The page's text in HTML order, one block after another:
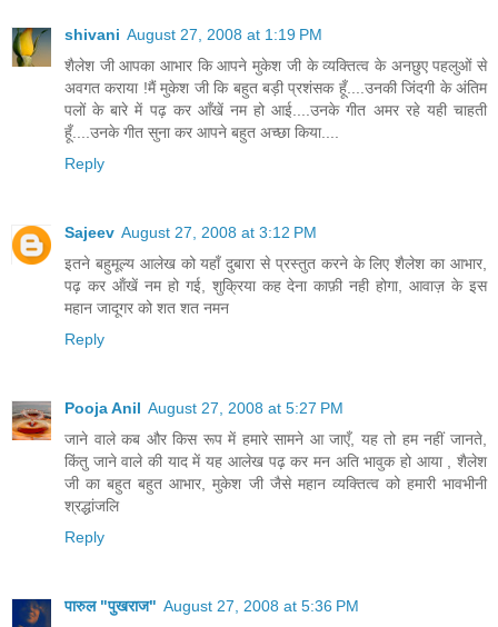
shivani August 27, 2008 at 1:19 PM
शैलेश जी आपका आभार कि आपने मुकेश जी के व्यक्तित्व के अनछुए पहलुओं से
अवगत कराया !मैं मुकेश जी कि बहुत बड़ी प्रशंसक हूँ....उनकी जिंदगी के अंतिम
पलों के बारे में पढ़ कर आँखें नम हो आई....उनके गीत अमर रहे यही चाहती
हूँ....उनके गीत सुना कर आपने बहुत अच्छा किया....
Reply
Sajeev August 27, 2008 at 3:12 PM
इतने बहुमूल्य आलेख को यहाँ दुबारा से प्रस्तुत करने के लिए शैलेश का आभार,
पढ़ कर ऑंखें नम हो गई, शुक्रिया कह देना काफ़ी नही होगा, आवाज़ के इस
महान जादूगर को शत शत नमन
Reply
Pooja Anil August 27, 2008 at 5:27 PM
जाने वाले कब और किस रूप में हमारे सामने आ जाएँ, यह तो हम नहीं जानते,
किंतु जाने वाले की याद में यह आलेख पढ़ कर मन अति भावुक हो आया , शैलेश
जी का बहुत बहुत आभार, मुकेश जी जैसे महान व्यक्तित्व को हमारी भावभीनी
श्रद्धांजलि
Reply
पारुल "पुखराज" August 27, 2008 at 5:36 PM